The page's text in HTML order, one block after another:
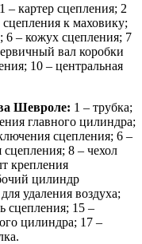
1 – картер сцепления; 2
к маховику;
– кожух сцепления; 7
вал коробки
10 – центральная
Шевроле: 1 – трубка;
главного цилиндра;
сцепления; 6 –
8 – чехол
крепления
цилиндр
удаления воздуха;
сцепления; 15 –
цилиндра; 17 –